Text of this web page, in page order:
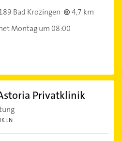
Bad Krozingen
4,7 km
Montag um 08:00
Privatklinik